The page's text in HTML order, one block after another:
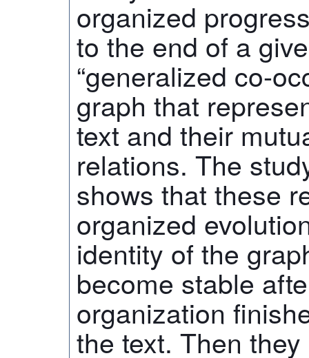
organized
to the end of a
“generalized co-
graph that
text and their
relations. The
shows that these
organized
identity of the
become stable
organization
the text. Then